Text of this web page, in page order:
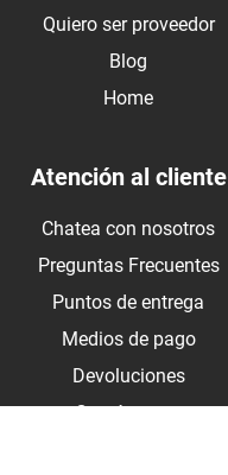
Quiero ser proveedor
Blog
Home
Atención al cliente
Chatea con nosotros
Preguntas Frecuentes
Puntos de entrega
Medios de pago
Devoluciones
Contáctanos